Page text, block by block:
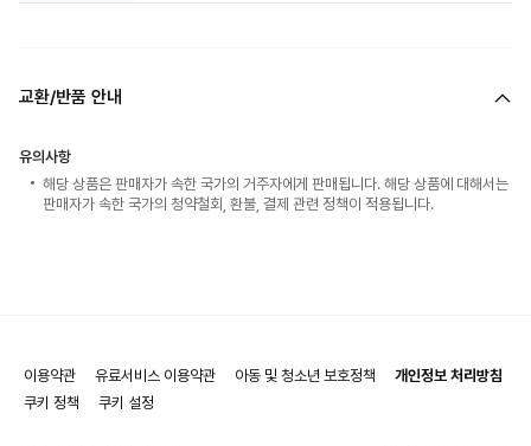
교환/반품 안내
유의사항
해당 상품은 판매자가 속한 국가의 거주자에게 판매됩니다. 해당 상품에 대해서는
판매자가 속한 국가의 청약철회, 환불, 결제 관련 정책이 적용됩니다.
이용약관 유료서비스 이용약관 아동 및 청소년 보호정책
개인정보 처리방침
쿠키 정책
쿠키 설정